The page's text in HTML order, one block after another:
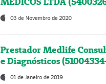
03 de Novembro de 2020
Prestador Medlife
e Diagnósticos
01 de Janeiro de 2019